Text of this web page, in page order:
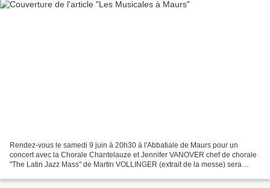
Rendez-vous le samedi 9 juin à 20h30 à l'Abbatiale de Maurs pour un
concert avec la Chorale Chantelauze et Jennifer VANOVER chef de chorale
"The Latin Jazz Mass" de Martin VOLLINGER (extrait de la messe) sera